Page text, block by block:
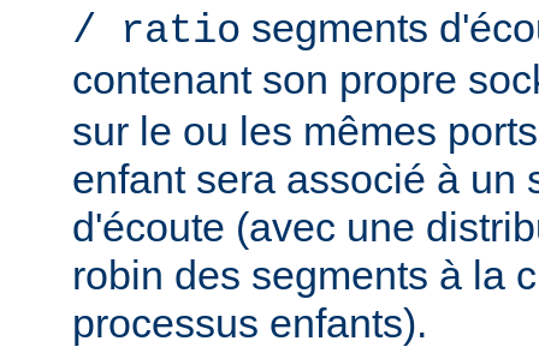
/ ratio segments
contenant son propre
sur le ou les mêmes
enfant sera associé à un
d'écoute (avec une
robin des segments à la
processus enfants).